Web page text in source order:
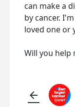
can make a
by cancer.
loved one or
Will you help
arrow_back